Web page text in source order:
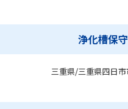
浄化槽保
三重県/三重県四日